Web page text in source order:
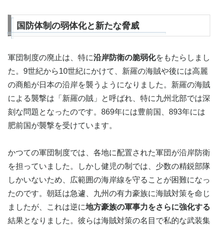
国防体制の弱体化と新たな脅威
軍団制度の廃止は、特に沿岸防衛の脆弱化をもたらしまし
た。9世紀から10世紀にかけて、新羅の海賊や後には高麗
の商船が日本の沿岸を襲うようになりました。新羅の海賊
による襲撃は「新羅の賊」と呼ばれ、特に九州北部では深
刻な問題となったのです。869年には豊前国、893年には
肥前国が襲撃を受けています。
かつての軍団制度では、各地に配置された軍団が沿岸防衛
を担っていました。しかし健児の制では、少数の精鋭部隊
しかいないため、広範囲の海岸線を守ることが困難になっ
たのです。朝廷は急遽、九州の有力豪族に海賊対策を命じ
ましたが、これは逆に地方豪族の軍事力をさらに強化する
結果となりました。彼らは海賊対策の名目で私的な武装集